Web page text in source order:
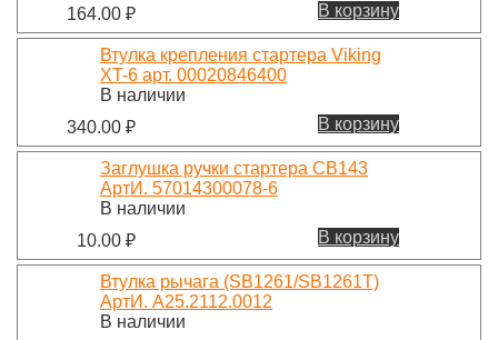
164.00 ₽ В корзину
Втулка крепления стартера Viking
XT-6 арт. 00020846400
В наличии
340.00 ₽ В корзину
Заглушка ручки стартера CB143
АртИ. 57014300078-6
В наличии
10.00 ₽ В корзину
Втулка рычага (SB1261/SB1261T)
АртИ. A25.2112.0012
В наличии